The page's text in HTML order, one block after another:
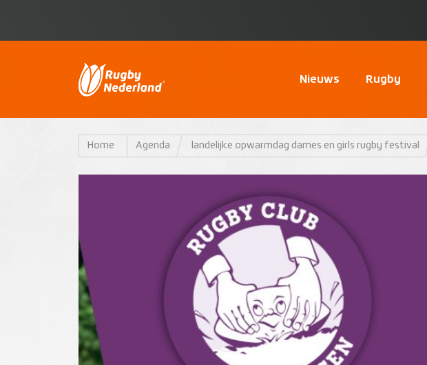
Nieuws Rugby
Home Agenda landelijke opwarmdag dames en girls rugby festival